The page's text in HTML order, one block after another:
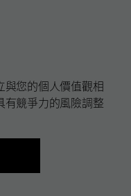
與您的個人價值觀相
有競爭力的風險調整